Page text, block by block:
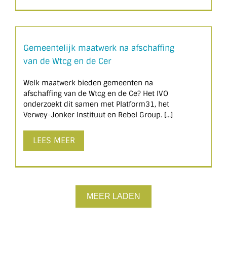
Gemeentelijk maatwerk na afschaffing
van de Wtcg en de Cer
Welk maatwerk bieden gemeenten na
afschaffing van de Wtcg en de Ce? Het IVO
onderzoekt dit samen met Platform31, het
Verwey-Jonker Instituut en Rebel Group. [...]
LEES MEER
MEER LADEN